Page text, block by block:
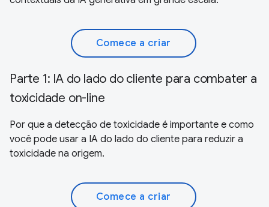
Comece a criar
Parte 1: IA do lado do cliente para combater a
toxicidade on-line
Por que a detecção de toxicidade é importante e como
você pode usar a IA do lado do cliente para reduzir a
toxicidade na origem.
Comece a criar